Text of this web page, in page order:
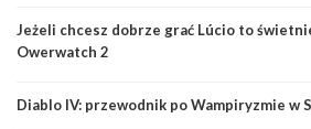
Jeżeli chcesz dobrze grać Lúcio to
Owerwatch 2
Diablo IV: przewodnik po Wampiryzmie w